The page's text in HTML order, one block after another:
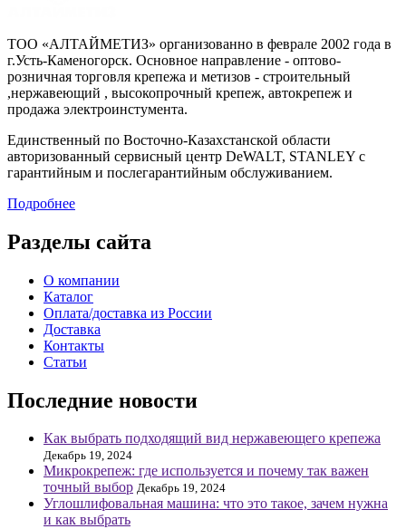
ТОО «АЛТАЙМЕТИЗ» организованно в феврале 2002 года в
г.Усть-Каменогорск. Основное направление - оптово-
розничная торговля крепежа и метизов - строительный
,нержавеющий , высокопрочный крепеж, автокрепеж и
продажа электроинстумента.
Единственный по Восточно-Казахстанской области
авторизованный сервисный центр DeWALT, STANLEY с
гарантийным и послегарантийным обслуживанием.
Подробнее
Разделы сайта
О компании
Каталог
Оплата/доставка из России
Доставка
Контакты
Статьи
Последние новости
Как выбрать подходящий вид нержавеющего крепежа
Декабрь 19, 2024
Микрокрепеж: где используется и почему так важен
точный выбор Декабрь 19, 2024
Углошлифовальная машина: что это такое, зачем нужна
и как выбрать